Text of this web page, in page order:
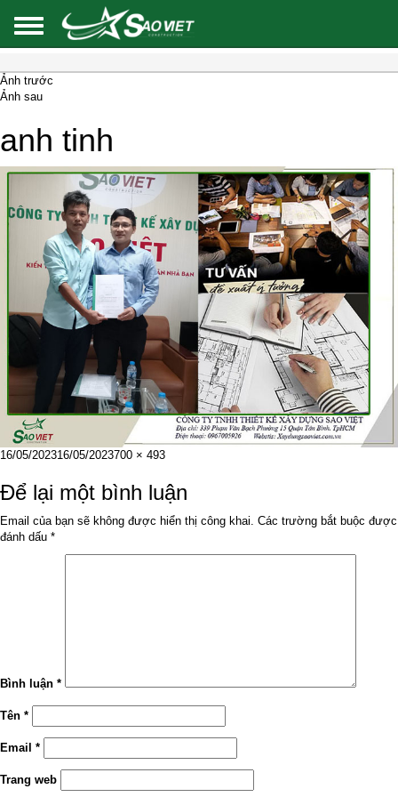
Ảnh trước
Ảnh sau
anh tinh
Đăng
ngày
16/05/202316/05/2023Kích
đầy
đủ
700 × 493
Để lại một bình luận
Email của bạn sẽ không được hiển thị công khai. Các trường bắt buộc được
đánh dấu *
Bình luận *
Tên *
Email *
Trang web